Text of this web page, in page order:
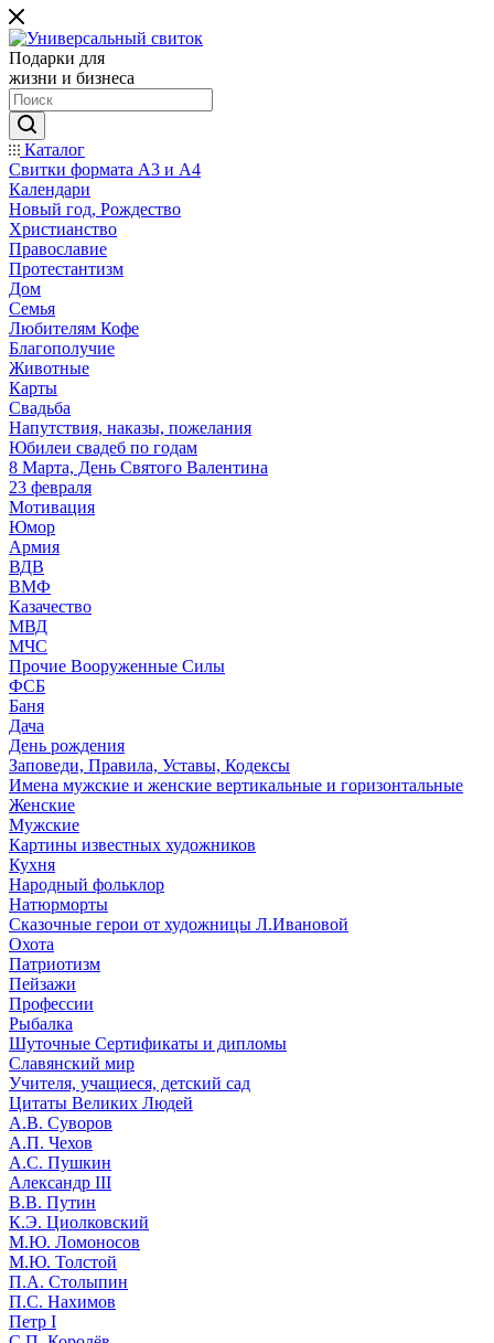
Подарки для
жизни и бизнеса
Каталог
Свитки формата А3 и А4
Календари
Новый год, Рождество
Христианство
Православие
Протестантизм
Дом
Семья
Любителям Кофе
Благополучие
Животные
Карты
Свадьба
Напутствия, наказы, пожелания
Юбилеи свадеб по годам
8 Марта, День Святого Валентина
23 февраля
Мотивация
Юмор
Армия
ВДВ
ВМФ
Казачество
МВД
МЧС
Прочие Вооруженные Силы
ФСБ
Баня
Дача
День рождения
Заповеди, Правила, Уставы, Кодексы
Имена мужские и женские вертикальные и горизонтальные
Женские
Мужские
Картины известных художников
Кухня
Народный фольклор
Натюрморты
Сказочные герои от художницы Л.Ивановой
Охота
Патриотизм
Пейзажи
Профессии
Рыбалка
Шуточные Сертификаты и дипломы
Славянский мир
Учителя, учащиеся, детский сад
Цитаты Великих Людей
А.В. Суворов
А.П. Чехов
А.С. Пушкин
Александр III
В.В. Путин
К.Э. Циолковский
М.Ю. Ломоносов
М.Ю. Толстой
П.А. Столыпин
П.С. Нахимов
Петр I